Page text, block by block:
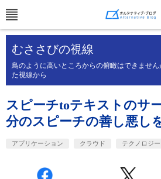
むささびの視線
鳥のように高いところからの俯瞰はできませ
た視線から
スピーチtoテキストのサ
分のスピーチの善し悪し
アプリケーション クラウド テクノロジー